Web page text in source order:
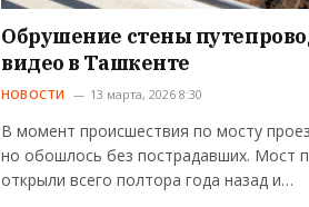
Обрушение стены
видео в Ташкенте
НОВОСТИ 13 марта, 2026 8:30
В момент происшествия по мосту
но обошлось без пострадавших. Мост
открыли всего полтора года назад и…